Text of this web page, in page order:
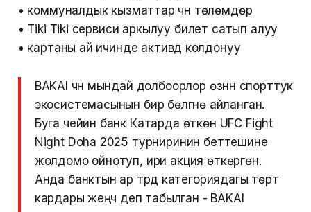
• коммуналдык кызматтар үчүн төлөмдөр
• Tiki Tiki сервиси аркылуу билет сатып алуу
• картаны ай ичинде активдүү колдонуу
BAKAI үчүн мындай долбоорлор өзүнүн спорттук
экосистемасынын бир бөлүгүнө айланган.
Буга чейин банк Катарда өткөн UFC Fight
Night Doha 2025 турниринин беттешине
жолдомо ойнотуп, ири акция өткөргөн.
Анда банктын ар түрдүү категориядагы төрт
кардары жеңүүчү деп табылган - BAKAI